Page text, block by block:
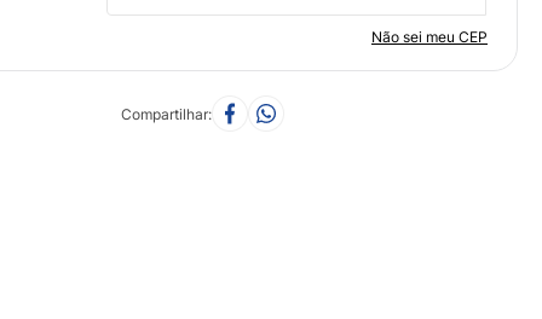
Não sei meu CEP
Compartilhar